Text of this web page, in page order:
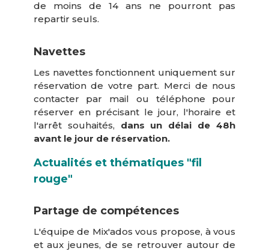
de moins de 14 ans ne pourront pas
repartir seuls.
Navettes
Les navettes fonctionnent uniquement sur
réservation de votre part. Merci de nous
contacter par mail ou téléphone pour
réserver en précisant le jour, l'horaire et
l'arrêt souhaités, dans un délai de 48h
avant le jour de réservation.
Actualités et thématiques "fil
rouge"
Partage de compétences
L'équipe de Mix'ados vous propose, à vous
et aux jeunes, de se retrouver autour de